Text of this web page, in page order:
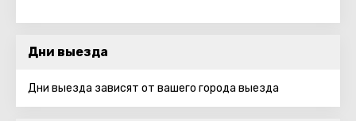
Дни выезда
Дни выезда зависят от вашего города выезда